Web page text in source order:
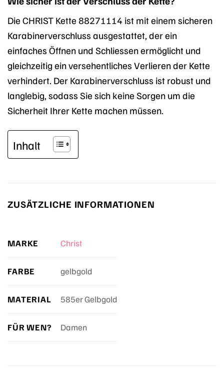
Die CHRIST Kette 88271114 ist mit einem sicheren
Karabinerverschluss ausgestattet, der ein
einfaches Öffnen und Schliessen ermöglicht und
gleichzeitig ein versehentliches Verlieren der Kette
verhindert. Der Karabinerverschluss ist robust und
langlebig, sodass Sie sich keine Sorgen um die
Sicherheit Ihrer Kette machen müssen.
Inhalt
ZUSÄTZLICHE INFORMATIONEN
MARKE Christ
FARBE gelbgold
MATERIAL 585er Gelbgold
FÜR WEN? Damen